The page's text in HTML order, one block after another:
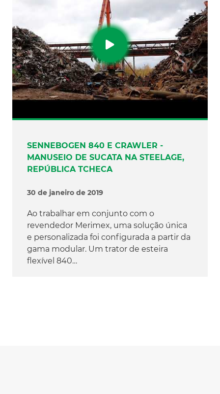
SENNEBOGEN 840 E CRAWLER -
MANUSEIO DE SUCATA NA STEELAGE,
REPÚBLICA TCHECA
30 de janeiro de 2019
Ao trabalhar em conjunto com o
revendedor Merimex, uma solução única
e personalizada foi configurada a partir da
gama modular. Um trator de esteira
flexível 840…